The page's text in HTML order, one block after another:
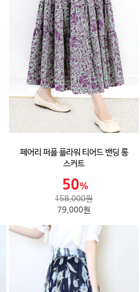
페어리 퍼플 플라워 티어드 밴딩 롱
스커트
158,000원
79,000원